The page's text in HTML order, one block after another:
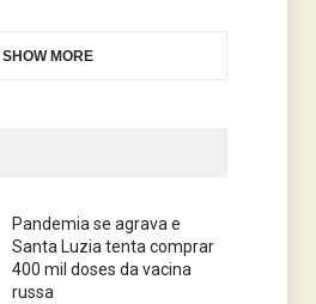
SHOW MORE
Pandemia se agrava e
Santa Luzia tenta comprar
400 mil doses da vacina
russa